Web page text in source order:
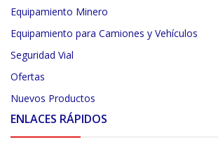
Equipamiento Minero
Equipamiento para Camiones y Vehículos
Seguridad Vial
Ofertas
Nuevos Productos
ENLACES RÁPIDOS